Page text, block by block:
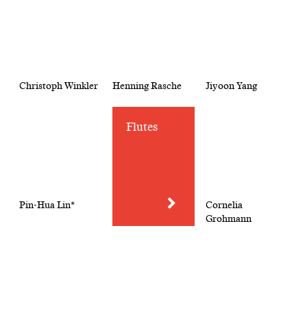
Christoph Winkler Henning Rasche Jiyoon Yang
Pin-Hua Lin*
Flutes
Cornelia
Grohmann